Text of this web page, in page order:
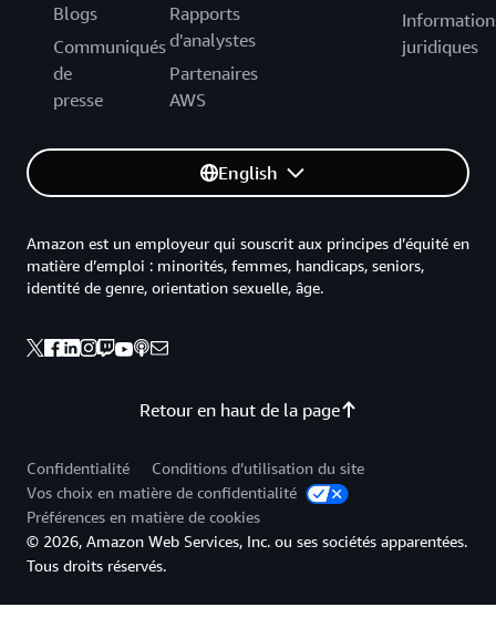
Blogs
Communiqués
de
presse
Rapports
d'analystes
Partenaires
AWS
juridiques
English
Retour en haut de la page
Amazon est un employeur qui souscrit aux principes d’équité en
matière d’emploi : minorités, femmes, handicaps, seniors,
identité de genre, orientation sexuelle, âge.
Confidentialité
Conditions d’utilisation du site
Vos choix en matière de confidentialité
Préférences en matière de cookies
© 2026, Amazon Web Services, Inc. ou ses sociétés apparentées.
Tous droits réservés.